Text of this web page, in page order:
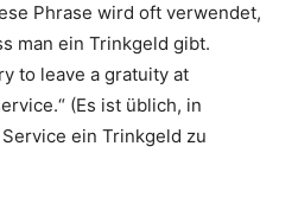
Phrase wird oft verwendet,
man ein Trinkgeld gibt.
to leave a gratuity at
(Es ist üblich, in
ein Trinkgeld zu